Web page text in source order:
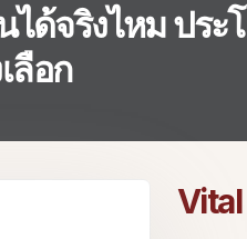
ด้จริงไหม ประ
ลือก